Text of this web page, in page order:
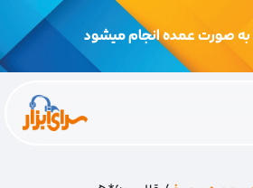
صورت عمده انجام میشود